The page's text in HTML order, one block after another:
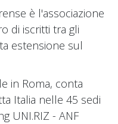
è l'associazione
di iscritti tra gli
estensione sul
in Roma, conta
Italia nelle 45 sedi
UNI.RIZ - ANF